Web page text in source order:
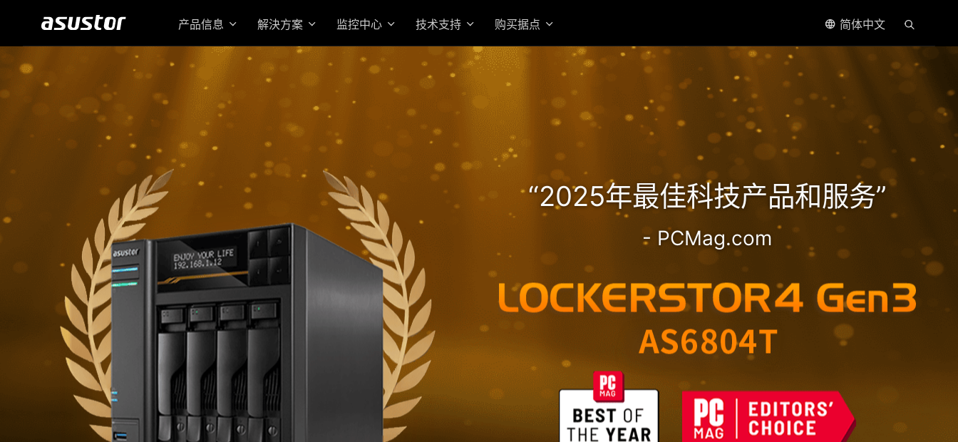
产品信息 解決方案 监控中心 技术支持 购买据点 简体中文
“2025年最佳科技产品和服务”
- PCMag.com
搭载高效 AMD Ryzen 7 Pro 处理器
的机架式企业级旗舰 NAS
入门首选高价值 2.5GbE NAS
家庭和办公室的可靠存储